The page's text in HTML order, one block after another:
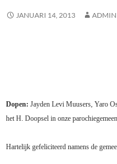
JANUARI 14, 2013
Dopen: Jayden Levi Muusers, Yaro
het H. Doopsel in onze
Hartelijk gefeliciteerd namens de